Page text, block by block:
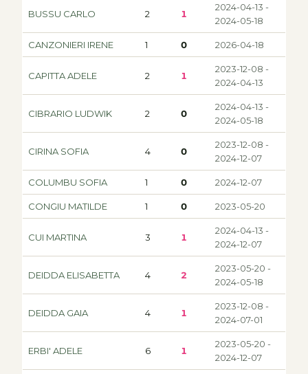
BUSSU CARLO 2 1
2024-04-13 -
2024-05-18
CANZONIERI IRENE 1 0 2026-04-18
CAPITTA ADELE 2 1
2023-12-08 -
2024-04-13
CIBRARIO LUDWIK 2 0
2024-04-13 -
2024-05-18
CIRINA SOFIA 4 0
2023-12-08 -
2024-12-07
COLUMBU SOFIA 1 0 2024-12-07
CONGIU MATILDE 1 0 2023-05-20
CUI MARTINA 3 1
2024-04-13 -
2024-12-07
DEIDDA ELISABETTA 4 2
2023-05-20 -
2024-05-18
DEIDDA GAIA 4 1
2023-12-08 -
2024-07-01
ERBI' ADELE 6 1
2023-05-20 -
2024-12-07